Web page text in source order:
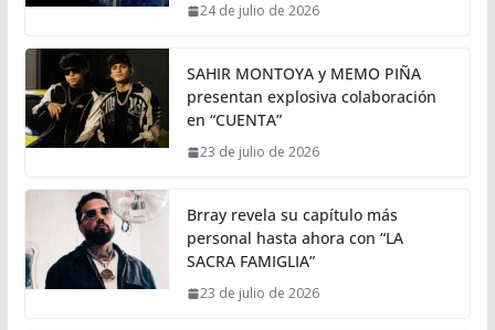
24 de julio de 2026
SAHIR MONTOYA y MEMO PIÑA
presentan explosiva colaboración
en “CUENTA”
23 de julio de 2026
Brray revela su capítulo más
personal hasta ahora con “LA
SACRA FAMIGLIA”
23 de julio de 2026